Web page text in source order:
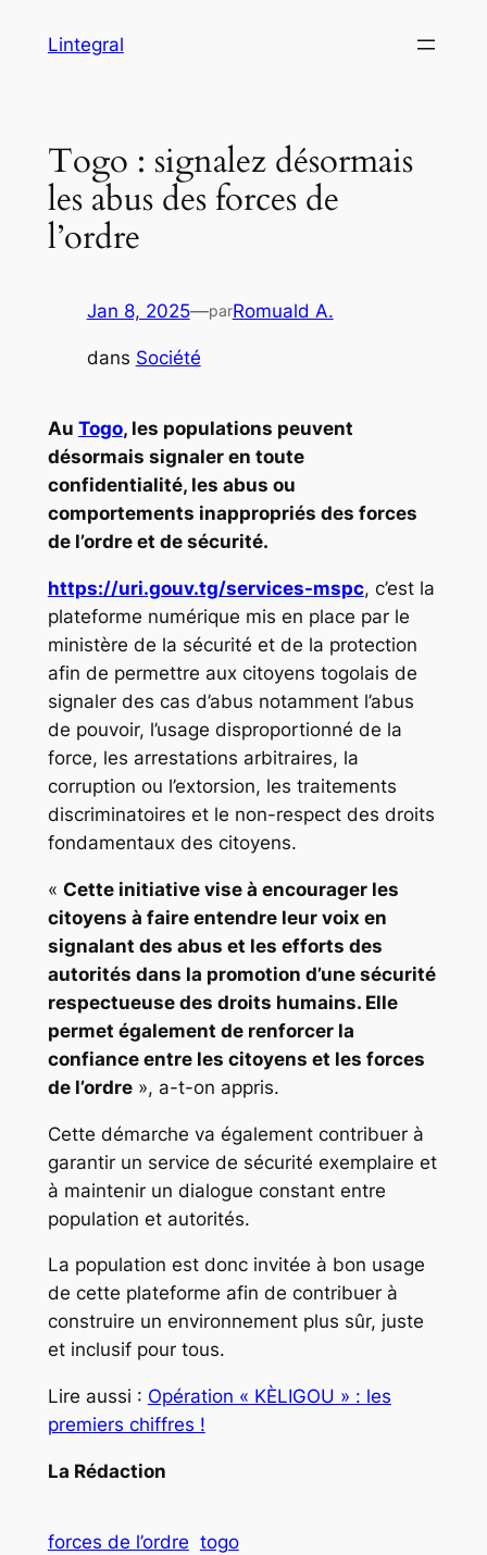
Lintegral
Togo : signalez désormais
les abus des forces de
l’ordre
Jan 8, 2025—parRomuald A.
dans Société
Au Togo, les populations peuvent
désormais signaler en toute
confidentialité, les abus ou
comportements inappropriés des forces
de l’ordre et de sécurité.
https://uri.gouv.tg/services-mspc, c’est la
plateforme numérique mis en place par le
ministère de la sécurité et de la protection
afin de permettre aux citoyens togolais de
signaler des cas d’abus notamment l’abus
de pouvoir, l’usage disproportionné de la
force, les arrestations arbitraires, la
corruption ou l’extorsion, les traitements
discriminatoires et le non-respect des droits
fondamentaux des citoyens.
« Cette initiative vise à encourager les
citoyens à faire entendre leur voix en
signalant des abus et les efforts des
autorités dans la promotion d’une sécurité
respectueuse des droits humains. Elle
permet également de renforcer la
confiance entre les citoyens et les forces
de l’ordre», a-t-on appris.
Cette démarche va également contribuer à
garantir un service de sécurité exemplaire et
à maintenir un dialogue constant entre
population et autorités.
La population est donc invitée à bon usage
de cette plateforme afin de contribuer à
construire un environnement plus sûr, juste
et inclusif pour tous.
Lire aussi : Opération « KÈLIGOU » : les
premiers chiffres !
La Rédaction
forces de l’ordre togo